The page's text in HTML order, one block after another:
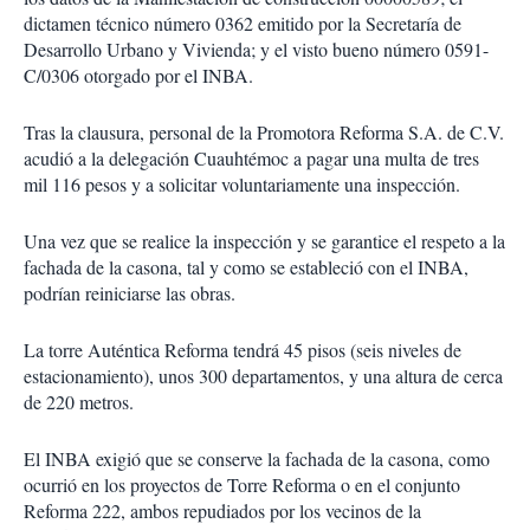
dictamen técnico número 0362 emitido por la Secretaría de
Desarrollo Urbano y Vivienda; y el visto bueno número 0591-
C/0306 otorgado por el INBA.
Tras la clausura, personal de la Promotora Reforma S.A. de C.V.
acudió a la delegación Cuauhtémoc a pagar una multa de tres
mil 116 pesos y a solicitar voluntariamente una inspección.
Una vez que se realice la inspección y se garantice el respeto a la
fachada de la casona, tal y como se estableció con el INBA,
podrían reiniciarse las obras.
La torre Auténtica Reforma tendrá 45 pisos (seis niveles de
estacionamiento), unos 300 departamentos, y una altura de cerca
de 220 metros.
El INBA exigió que se conserve la fachada de la casona, como
ocurrió en los proyectos de Torre Reforma o en el conjunto
Reforma 222, ambos repudiados por los vecinos de la